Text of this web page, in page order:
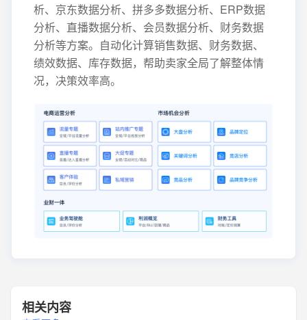
析、京东数据分析、拼多多数据分析、ERP数据
分析、直播数据分析、会员数据分析、财务数据
分析等方案。自动化计算销售数据、财务数据、
绩效数据、库存数据，帮助卖家全局了解整体情
况，决策效率高。
相关内容